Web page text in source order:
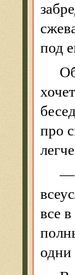
под
про
—
все
одни